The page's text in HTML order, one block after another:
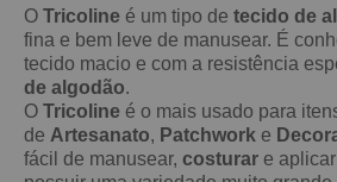
O Tricoline é um tipo de tecido de
fina e bem leve de manusear. É
tecido macio e com a resistência
de algodão.
O Tricoline é o mais usado para
de Artesanato, Patchwork e
fácil de manusear, costurar e